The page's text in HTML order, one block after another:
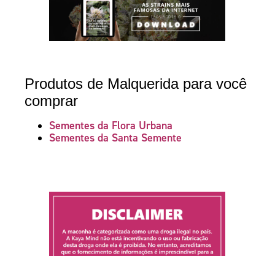
Produtos de Malquerida para você
comprar
Sementes da Flora Urbana
Sementes da Santa Semente